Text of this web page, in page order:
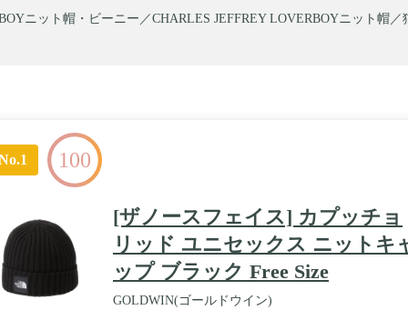
ニット帽・ビーニー／CHARLES JEFFREY LOVERBOYニット帽／
100
[ザノースフェイス] カプッチョ
リッド ユニセックス ニットキ
ップ ブラック Free Size
GOLDWIN(ゴールドウイン)